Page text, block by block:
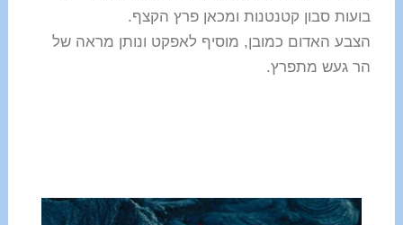
בועות סבון קטנטנות ומכאן פרץ הקצף.
הצבע האדום כמובן, מוסיף לאפקט ונותן מראה של
הר געש מתפרץ.